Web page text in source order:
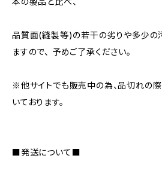
品質面(縫製等)の若干の劣りや多少の
ますので、 予めご了承ください。
※他サイトでも販売中の為、品切れの際
いております。
■発送について■